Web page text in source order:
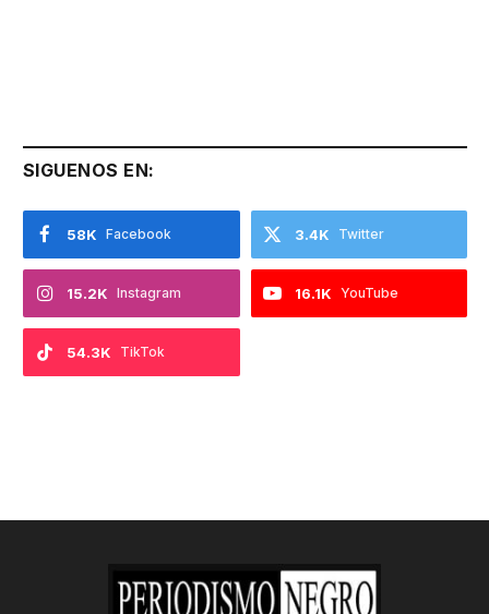
SIGUENOS EN:
Facebook
58K Twitter
3.4K
Instagram
15.2K YouTube
16.1K
TikTok
54.3K